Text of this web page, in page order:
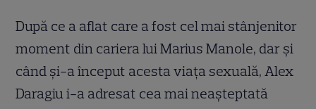
După ce a aflat care a fost cel mai stânjenitor
moment din cariera lui Marius Manole, dar și
când și-a început acesta viața sexuală, Alex
Daragiu i-a adresat cea mai neașteptată